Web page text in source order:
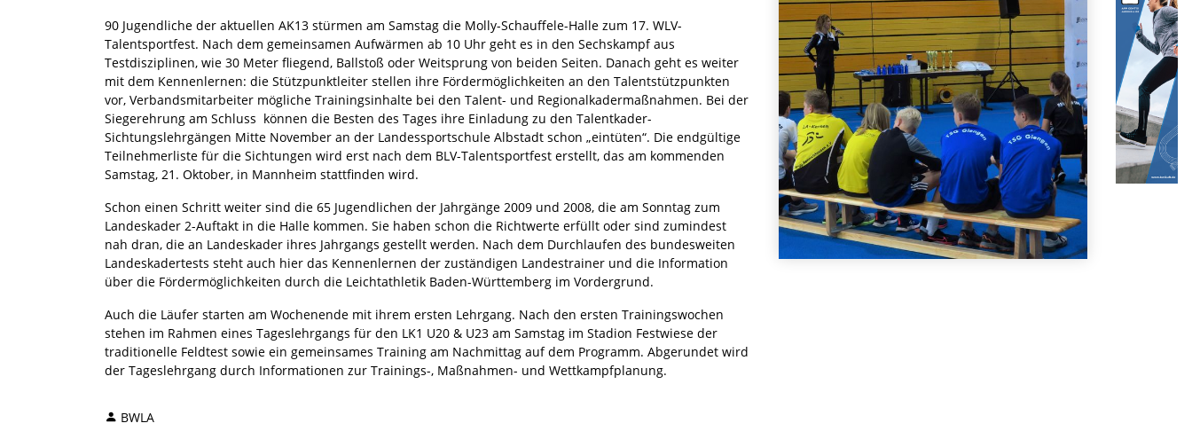
90 Jugendliche der aktuellen AK13 stürmen am Samstag die Molly-Schauffele-Halle zum 17. WLV-
Talentsportfest. Nach dem gemeinsamen Aufwärmen ab 10 Uhr geht es in den Sechskampf aus
Testdisziplinen, wie 30 Meter fliegend, Ballstoß oder Weitsprung von beiden Seiten. Danach geht es weiter
mit dem Kennenlernen: die Stützpunktleiter stellen ihre Fördermöglichkeiten an den Talentstützpunkten
vor, Verbandsmitarbeiter mögliche Trainingsinhalte bei den Talent- und Regionalkadermaßnahmen. Bei der
Siegerehrung am Schluss können die Besten des Tages ihre Einladung zu den Talentkader-
Sichtungslehrgängen Mitte November an der Landessportschule Albstadt schon „eintüten“. Die endgültige
Teilnehmerliste für die Sichtungen wird erst nach dem BLV-Talentsportfest erstellt, das am kommenden
Samstag, 21. Oktober, in Mannheim stattfinden wird.
Schon einen Schritt weiter sind die 65 Jugendlichen der Jahrgänge 2009 und 2008, die am Sonntag zum
Landeskader 2-Auftakt in die Halle kommen. Sie haben schon die Richtwerte erfüllt oder sind zumindest
nah dran, die an Landeskader ihres Jahrgangs gestellt werden. Nach dem Durchlaufen des bundesweiten
Landeskadertests steht auch hier das Kennenlernen der zuständigen Landestrainer und die Information
über die Fördermöglichkeiten durch die Leichtathletik Baden-Württemberg im Vordergrund.
Auch die Läufer starten am Wochenende mit ihrem ersten Lehrgang. Nach den ersten Trainingswochen
stehen im Rahmen eines Tageslehrgangs für den LK1 U20 & U23 am Samstag im Stadion Festwiese der
traditionelle Feldtest sowie ein gemeinsames Training am Nachmittag auf dem Programm. Abgerundet wird
der Tageslehrgang durch Informationen zur Trainings-, Maßnahmen- und Wettkampfplanung.
BWLA